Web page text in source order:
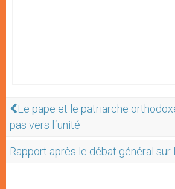
Le pape et le patriarche
pas vers l´unité
Rapport après le débat général sur